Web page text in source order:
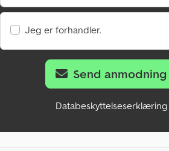
Jeg er forhandler.
Send anmodning
Databeskyttelseserklæring